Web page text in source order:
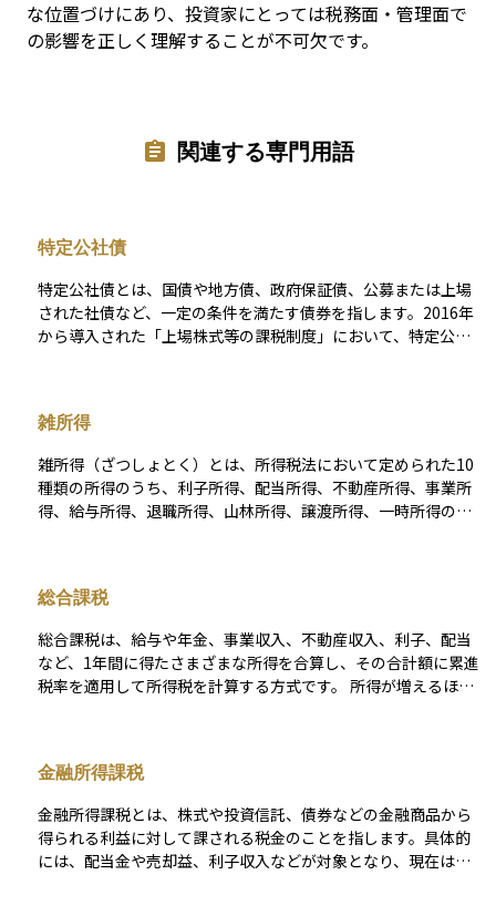
な位置づけにあり、投資家にとっては税務面・管理面で
の影響を正しく理解することが不可欠です。
関連する専門用語
特定公社債
特定公社債とは、国債や地方債、政府保証債、公募または上場
された社債など、一定の条件を満たす債券を指します。2016年
から導入された「上場株式等の課税制度」において、特定公社
が適用され、損益通算や3年間の繰越控除も可能となります。
特定公社債の最大の特徴は、株式や投資信託と同じ特定口座で
一元管理できる点です。特定口座（源泉徴収あり）を選択すれ
ば、税金の精算が自動で行われ、確定申告が不要となります。
源泉徴収なしを選べば、他の上場株式等と通算して税額を最適
います。 一方で、これらに該当しない債券は「一般公社債」と
は、私募社債や非上場社債、一定の転換社債などが含まれま
す。利子については源泉分離課税のみが適用され、株式や投資
信託との損益通算はできません。また、特定口座での管理が認
算した場合、実質1万円分のみが課税対象となり、節税が可能に
できず、5万円全額に対して課税されるため、税負担が大きくな
ります。 このように、特定公社債と一般公社債では、税制上の
扱い、損益通算の可否、口座管理のしやすさにおいて明確な差
雑所得
雑所得（ざつしょとく）とは、所得税法において定められた10
種類の所得のうち、利子所得、配当所得、不動産所得、事業所
得、給与所得、退職所得、山林所得、譲渡所得、一時所得のい
なり、総合課税の対象となります。また、雑所得が年間20万円
を超える場合、確定申告が必要になります。
総合課税
総合課税は、給与や年金、事業収入、不動産収入、利子、配当
など、1年間に得たさまざまな所得を合算し、その合計額に累進
税率を適用して所得税を計算する方式です。 所得が増えるほど
は「申告分離課税」を選ぶことで、ほかの所得と区分して一律2
0.315％（所得税15％、復興特別所得税0.315％、住民税5％）
で申告できます。 また、預貯金利息や一部の公社債利子など
は、支払元が税金を源泉徴収する「源泉分離課税」となり、原
則として確定申告は不要です。配当や利子のように課税方式を
金融所得課税
金融所得課税とは、株式や投資信託、債券などの金融商品から
得られる利益に対して課される税金のことを指します。具体的
には、配当金や売却益、利子収入などが対象となり、現在は原